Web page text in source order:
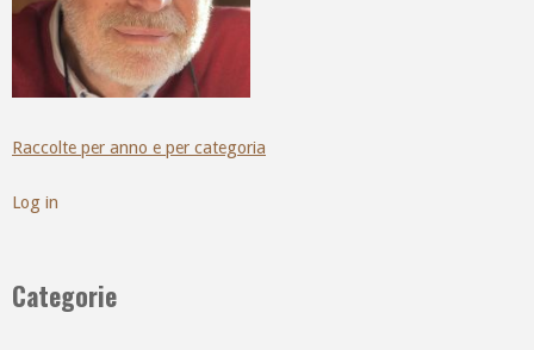
Raccolte per anno e per categoria
Log in
Categorie